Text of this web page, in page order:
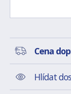
Cena
Hlídat